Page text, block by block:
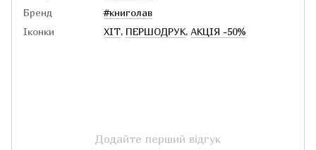
Бренд
#книголав
Іконки
ХІТ, ПЕРШОДРУК, АКЦІЯ -50%
Додайте перший відгук